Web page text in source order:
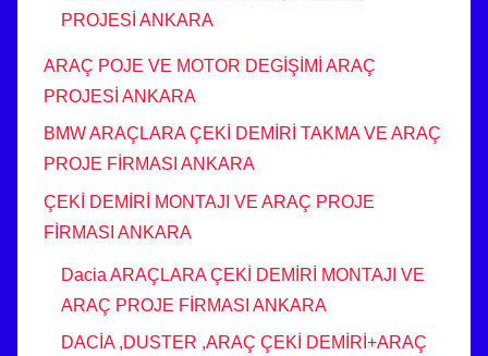
PROJESİ ANKARA
ARAÇ POJE VE MOTOR DEGİŞİMİ ARAÇ
PROJESİ ANKARA
BMW ARAÇLARA ÇEKİ DEMİRİ TAKMA VE ARAÇ
PROJE FİRMASI ANKARA
ÇEKİ DEMİRİ MONTAJI VE ARAÇ PROJE
FİRMASI ANKARA
Dacia ARAÇLARA ÇEKİ DEMİRİ MONTAJI VE
ARAÇ PROJE FİRMASI ANKARA
DACİA ,DUSTER ,ARAÇ ÇEKİ DEMİRİ+ARAÇ